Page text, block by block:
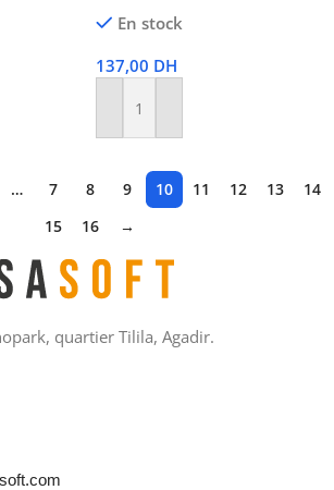
En stock
137,00 DH
Ajouter Au Panier
… 7 8 9 10 11 12 13
14
15
16 →
quartier Tilila, Agadir.